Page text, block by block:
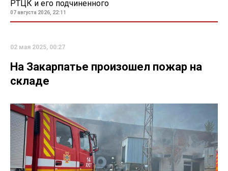
РТЦК и его подчиненного
07 августа 2026, 22:11
02 мая 2025, 00:27
На Закарпатье произошел пожар на
складе